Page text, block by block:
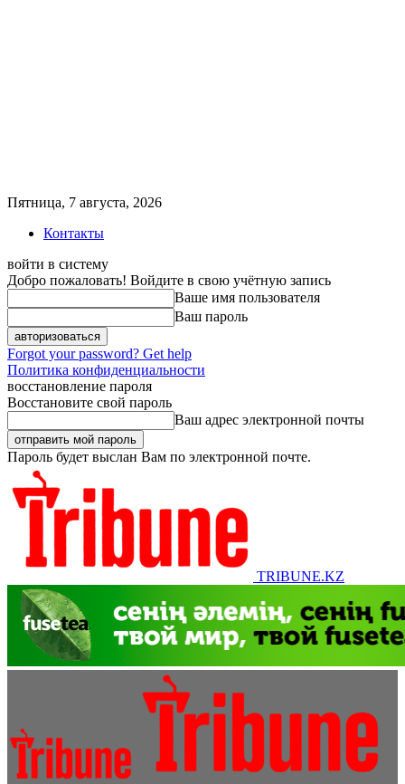
Пятница, 7 августа, 2026
Контакты
войти в систему
Добро пожаловать! Войдите в свою учётную запись
Ваше имя пользователя
Ваш пароль
Forgot your password? Get help
Политика конфиденциальности
восстановление пароля
Восстановите свой пароль
Ваш адрес электронной почты
Пароль будет выслан Вам по электронной почте.
TRIBUNE.KZ